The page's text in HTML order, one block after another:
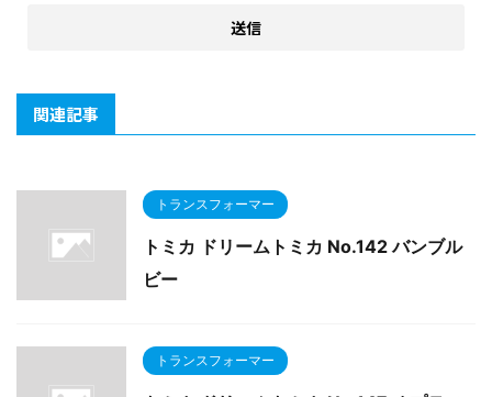
関連記事
トランスフォーマー
トミカ ドリームトミカ No.142 バンブル
ビー
トランスフォーマー